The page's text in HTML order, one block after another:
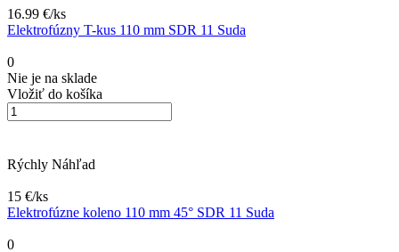
16.99 €/ks
Elektrofúzny T-kus 110 mm SDR 11 Suda
0
Nie je na sklade
Vložiť do košíka
Rýchly Náhľad
15 €/ks
Elektrofúzne koleno 110 mm 45° SDR 11 Suda
0